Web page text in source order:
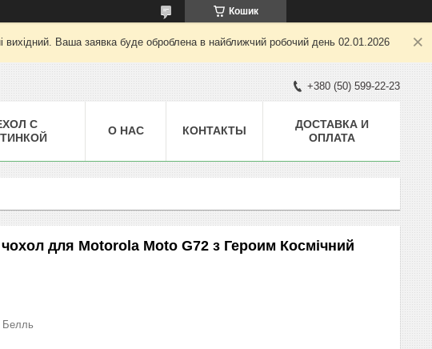
Кошик
вихідний. Ваша заявка буде оброблена в найближчий робочий день 02.01.2026
+380 (50) 599-22-23
С
О НАС КОНТАКТЫ
ДОСТАВКА И
ОПЛАТА
для Motorola Moto G72 з Героим Космічний
Белль